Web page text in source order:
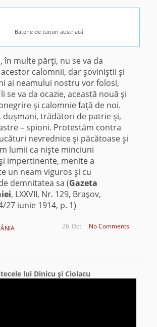
Baterie de tunuri austriacă
în multe părţi, nu se va da
calom­nii, dar şoviniştii şi
ai neamului nostru vor folosi,
se va da ocazie, această nouă şi
şi calomnie faţă de noi.
duşmani, trădători de patrie şi,
– spioni. Protestăm contra
nevrednice şi păcătoase şi
lumii ca nişte minciuni
impertinente, menite a
un neam viguros şi cu
demnitatea sa (Gazeta
, LXXVII, Nr. 129, Braşov,
27 iunie 1914, p. 1)
No Comments
Oct
26
lui Dinicu şi Ciolacu